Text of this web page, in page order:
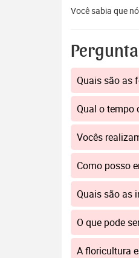
Você sabia que
Quais são as
Qual o tempo
Vocês
Como posso
Quais são as
O que pode
A floricultura